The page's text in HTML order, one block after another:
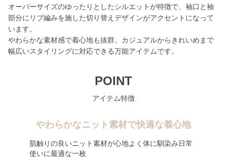
オーバーサイズのゆったりとしたシルエットが特徴で、袖口と袖
部分にリブ編みを施した切り替えデザインがアクセントになって
います。
やわらかな素材感で着心地も抜群、カジュアルからきれいめまで
幅広いスタイリングに対応できる万能アイテムです。
POINT
アイテム特徴
やわらかなニット素材で快適な着心地
肌触りの良いニット素材が心地よく体に馴染み日常
使いに最適な一枚